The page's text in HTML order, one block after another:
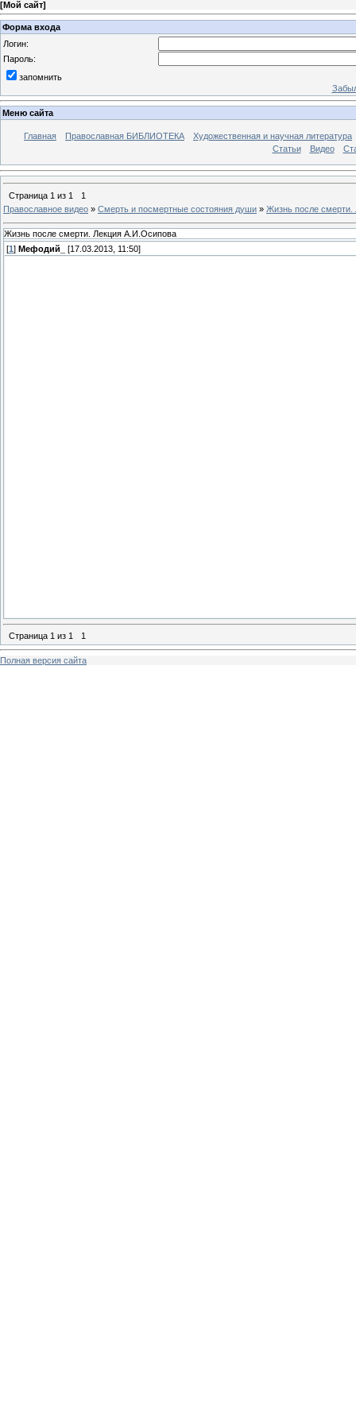
[Мой сайт]
Форма входа
Логин:
Пароль:
запомнить
Меню сайта
Главная Православная БИБЛИОТЕКА
Художественная и научная литература
Статьи
Видео
Страница 1 из 1
1
Православное видео » Смерть и посмертные состояния души » Жизнь после
Жизнь после смерти. Лекция А.И.Осипова
[1 ] Мефодий_ [17.03.2013, 11:50]
Страница 1 из 1 1
Полная версия сайта